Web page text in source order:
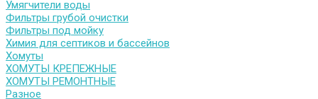
Умягчители воды
Фильтры грубой очистки
Фильтры под мойку
Химия для септиков и бассейнов
Хомуты
ХОМУТЫ КРЕПЕЖНЫЕ
ХОМУТЫ РЕМОНТНЫЕ
Разное